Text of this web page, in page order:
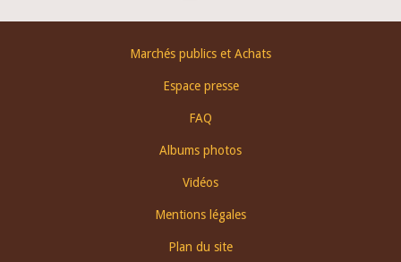
Marchés publics et Achats
Espace presse
FAQ
Albums photos
Vidéos
Mentions légales
Plan du site